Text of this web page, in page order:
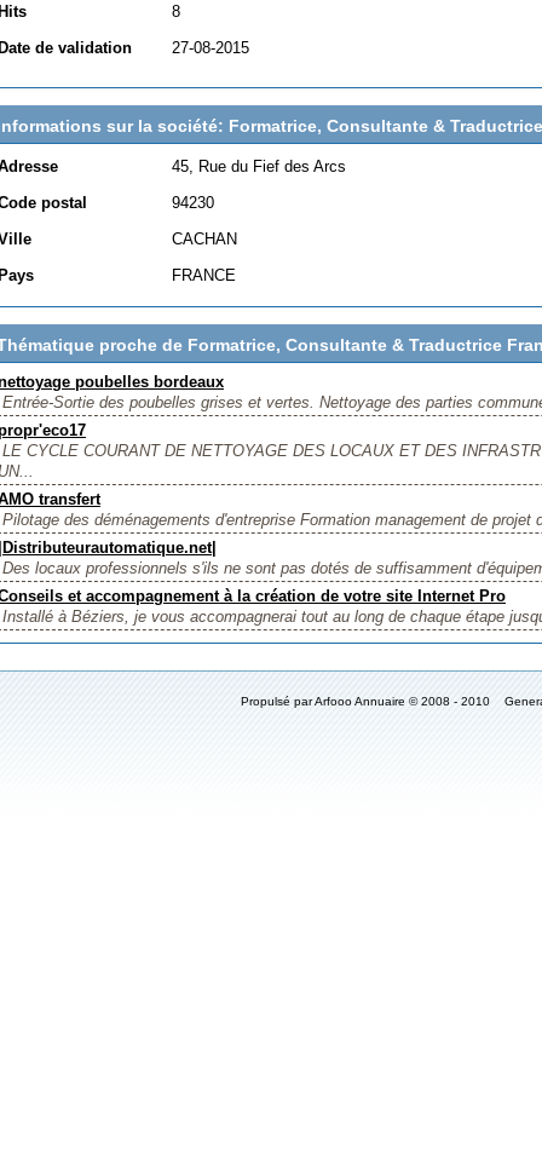
8
de validation
27-08-2015
sur la société: Formatrice, Consultante &
45, Rue du Fief des Arcs
postal
94230
CACHAN
FRANCE
proche de Formatrice, Consultante & Traductrice
poubelles bordeaux
Entrée-Sortie des poubelles grises et vertes. Nettoyage des parties
LE CYCLE COURANT DE NETTOYAGE DES LOCAUX ET DES
transfert
Pilotage des déménagements d'entreprise Formation management de projet
Des locaux professionnels s'ils ne sont pas dotés de suffisamment
et accompagnement à la création de votre site Internet Pro
Installé à Béziers, je vous accompagnerai tout au long de chaque étape
Propulsé par Arfooo Annuaire © 2008 - 2010